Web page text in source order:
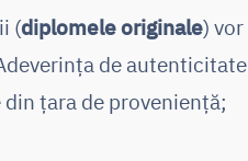
(diplomele originale) vor
de autenticitate
ţara de provenienţă;